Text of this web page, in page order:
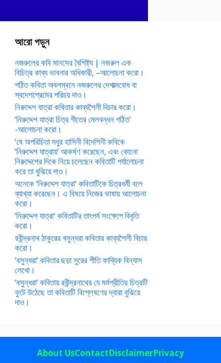
আরো পড়ুন
নজরুলের কবি মানসের বৈশিষ্ট্য | নজরুল এক
বিচিত্র কাব্য ভাবনার অধিকারী, –আলোচনা করো।
পঠিত কবিতা অবলম্বনে নজরুলের দেশাত্মবোধ বা
স্বদেশপ্রেমের পরিচয় দাও।
নিরুদ্দেশ যাত্রা কবিতার কাব্যশৈলী বিচার করো।
‘নিরুদ্দেশ যাত্রা চিত্র গীতের মেলবন্ধন গঠিত’
-আলোচনা করো।
‘ষে অপরিচিতা মধুর হাসিনী বিদেশিনী কবিকে
‘নিরুদ্দেশ যাত্রায়’ আকর্ষণ করেছেন, এবং কোনো
নিরুদ্দেশের দিকে নিয়ে চলেছেন কবিতাটি পর্যালোচনা
করে তা বুঝিয়ে দাও।
অনেকে ‘নিরুদ্দেশ যাত্রা’ কবিতাটিকে চিত্রধর্মী বলে
ব্যাখ্যা করেছেন। এ বিষয়ে নিজের ভাষায় আলোচনা
করো।
‘নিরুদ্দেশ যাত্রা’ কবিতাটির তাৎপর্য সংক্ষেপে বিবৃতি
করো।
রবীন্দ্রনাথ ঠাকুরের বসুন্ধরা কবিতার কাব্যশৈলী বিচার
করো।
‘বসুন্ধরা’ কবিতার ছড়া সুরের গীতি কাব্যিক বিন্যাস
লেখো।
‘বসুন্ধরা’ কবিতায় রবীন্দ্রনাথের যে মর্মপ্রীতির চিত্রটি
ফুটে উঠেছে তা কবিতাটি বিশ্লেষণের দ্বারা বুঝিয়ে
দাও।
About UsContactDisclaimerPrivacy